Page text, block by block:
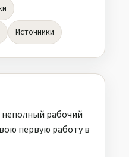
Источники
рабочий
первую работу в